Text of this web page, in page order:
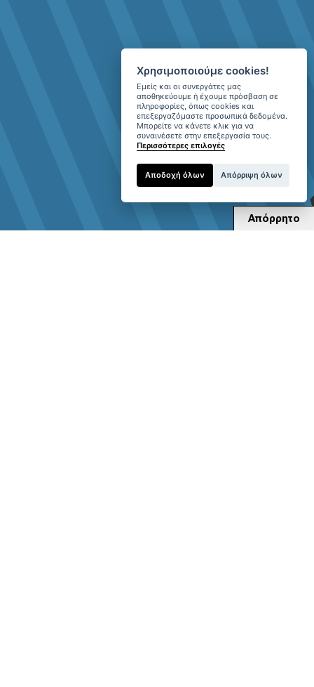
Απόρρητο
Χρησιμοποιούμε cookies!
Εμείς και οι συνεργάτες μας
αποθηκεύουμε ή έχουμε πρόσβαση σε
πληροφορίες, όπως cookies και
επεξεργαζόμαστε προσωπικά δεδομένα.
Μπορείτε να κάνετε κλικ για να
συναινέσετε στην επεξεργασία τους.
Περισσότερες επιλογές
Αποδοχή όλων Απόρριψη όλων